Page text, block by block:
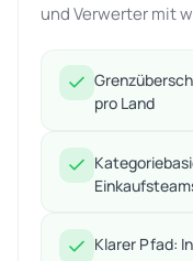
und Verwerter mit
pro Land
Klarer Pfad: